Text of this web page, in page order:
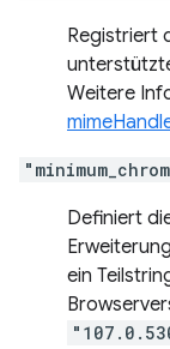
Registriert
Weitere
Definiert
ein